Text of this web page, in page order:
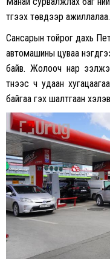
түгээх төвүүдээр ажиллалаа.
Сансарын тойрог дахь
автомашины цуваа
байв. Жолооч нар
түүнээс ч удаан
байгаа гэх шалтгаан